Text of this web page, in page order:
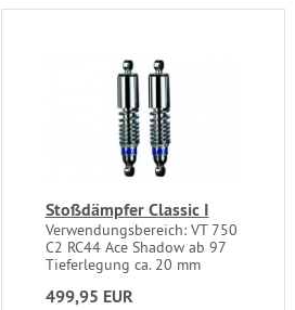
Stoßdämpfer Classic I
Verwendungsbereich: VT 750
C2 RC44 Ace Shadow ab 97
Tieferlegung ca. 20 mm
499,95 EUR